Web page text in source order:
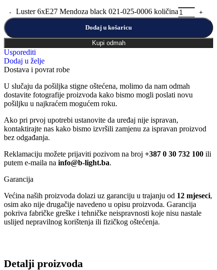
Luster 6xE27 Mendoza black 021-025-0006 količina
Dodaj u košaricu
Kupi odmah
Usporediti
Dodaj u želje
Dostava i povrat robe
U slučaju da pošiljka stigne oštećena, molimo da nam odmah
dostavite fotografije proizvoda kako bismo mogli poslati novu
pošiljku u najkraćem mogućem roku.
Ako pri prvoj upotrebi ustanovite da uređaj nije ispravan,
kontaktirajte nas kako bismo izvršili zamjenu za ispravan proizvod
bez odgađanja.
Reklamaciju možete prijaviti pozivom na broj +387 0 30 732 100 ili
putem e-maila na info@b-light.ba.
Garancija
Većina naših proizvoda dolazi uz garanciju u trajanju od 12 mjeseci,
osim ako nije drugačije navedeno u opisu proizvoda. Garancija
pokriva fabričke greške i tehničke neispravnosti koje nisu nastale
uslijed nepravilnog korištenja ili fizičkog oštećenja.
Detalji proizvoda